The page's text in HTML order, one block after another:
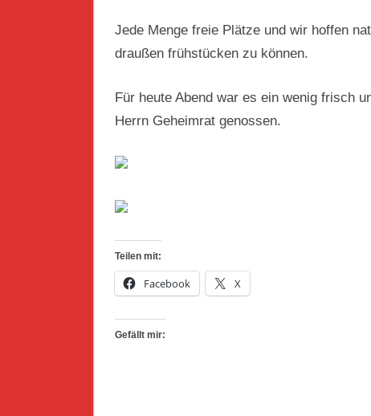
Jede Menge freie Plätze und wir hoffen
draußen frühstücken zu können.
Für heute Abend war es ein wenig frisch
Herrn Geheimrat genossen.
Teilen mit:
Facebook X
Gefällt mir: